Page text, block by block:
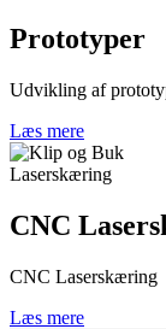
Prototyper
Udvikling af
Læs mere
Laserskæring
CNC
CNC Laserskæring
Læs mere